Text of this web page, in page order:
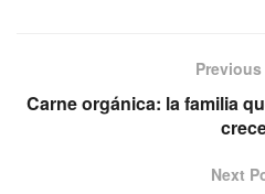
Carne orgánica: la familia
Next